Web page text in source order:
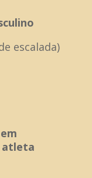
escalada)
atleta